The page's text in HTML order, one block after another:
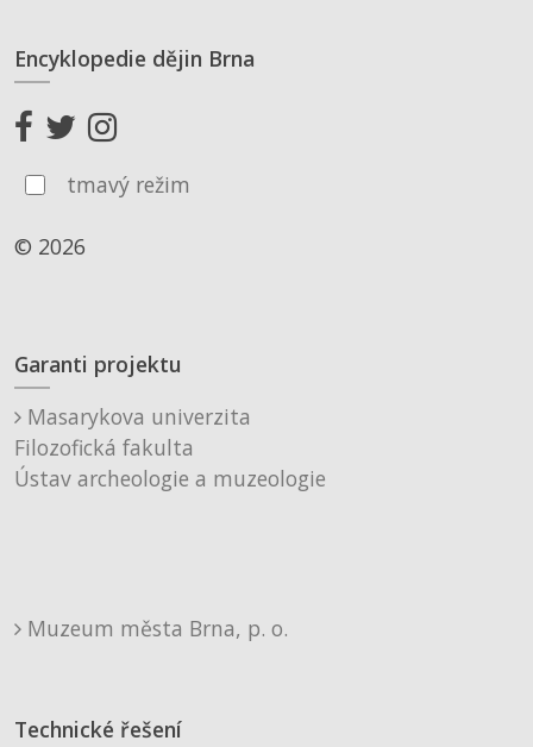
Encyklopedie dějin Brna
tmavý režim
© 2026
Garanti projektu
Masarykova univerzita
Filozofická fakulta
Ústav archeologie a muzeologie
Muzeum města Brna, p. o.
Technické řešení